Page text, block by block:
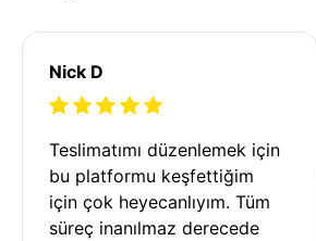
Nick D
Teslimatımı düzenlemek için
bu platformu keşfettiğim
için çok heyecanlıyım. Tüm
süreç inanılmaz derecede